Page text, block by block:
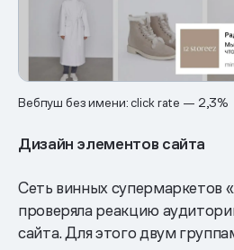
Вебпуш без имени: click rate — 2,3%
Дизайн элементов сайта
Сеть винных
проверяла реакцию
сайта. Для этого двум